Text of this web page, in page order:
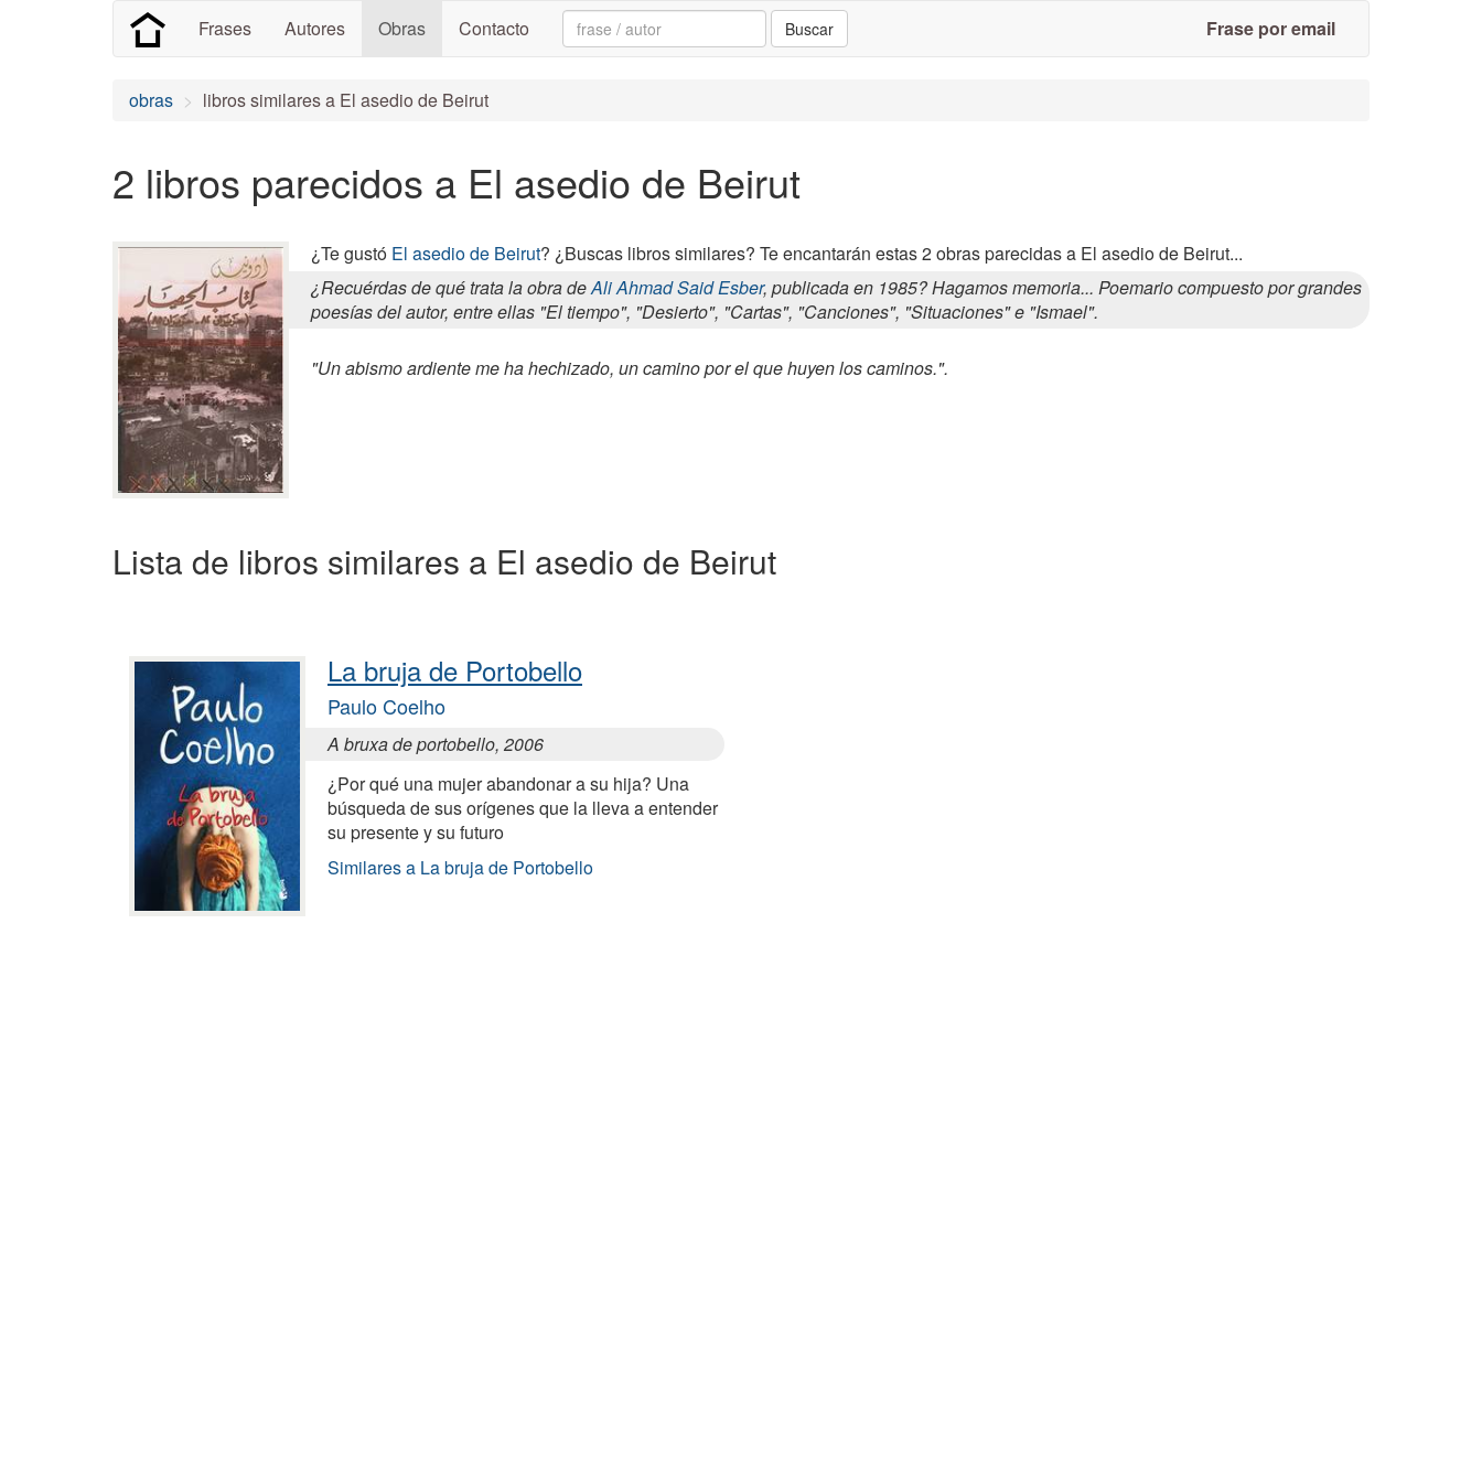
Frases Autores Obras Contacto Search: Buscar Frase por email
obras libros similares a El asedio de Beirut
2 libros parecidos a El asedio de Beirut
¿Te gustó El asedio de Beirut? ¿Buscas libros similares? Te encantarán estas 2 obras parecidas a El asedio de Beirut...
¿Recuérdas de qué trata la obra deAli Ahmad Said Esber, publicada en 1985? Hagamos memoria... Poemario compuesto por grandes
poesías del autor, entre ellas "El tiempo", "Desierto", "Cartas", "Canciones", "Situaciones" e "Ismael".
"Un abismo ardiente me ha hechizado, un camino por el que huyen los caminos.".
Lista de libros similares a El asedio de Beirut
La bruja de Portobello
Paulo Coelho
A bruxa de portobello, 2006
¿Por qué una mujer abandonar a su hija? Una
búsqueda de sus orígenes que la lleva a entender
su presente y su futuro
Similares a La bruja de Portobello